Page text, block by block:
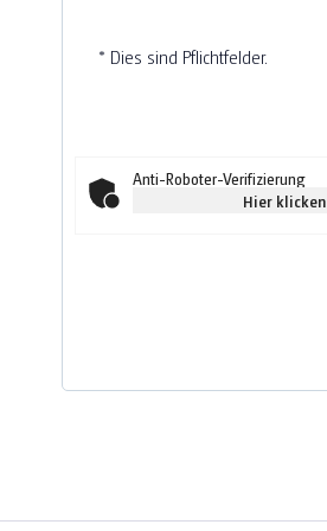
* Dies sind Pflichtfelder.
Anti-Roboter-Verifizierung
Hier klicken